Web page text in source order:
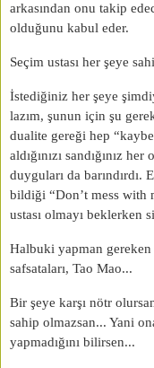
arkasından onu takip
olduğunu kabul eder.
Seçim ustası her şeye
İstediğiniz her şeye
lazım, şunun için şu
dualite gereği hep
aldığınızı sandığınız
duyguları da
bildiği “Don’t mess with
ustası olmayı beklerken
Halbuki yapman
safsataları, Tao Mao...
Bir şeye karşı nötr
sahip olmazsan... Yani
yapmadığını bilirsen...